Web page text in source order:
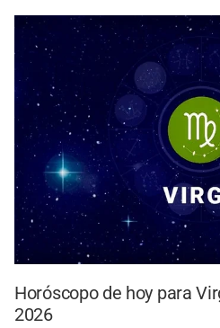
Horóscopo de hoy para
2026